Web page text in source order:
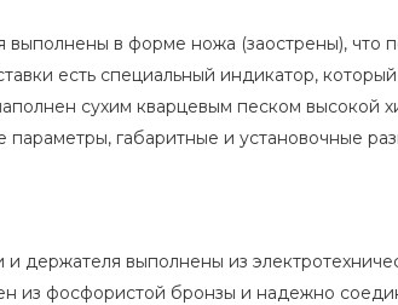
выполнены в форме ножа (заострены), что
есть специальный индикатор,
сухим кварцевым песком высокой
параметры, габаритные и установочные
и держателя выполнены из
из фосфористой бронзы и надежно